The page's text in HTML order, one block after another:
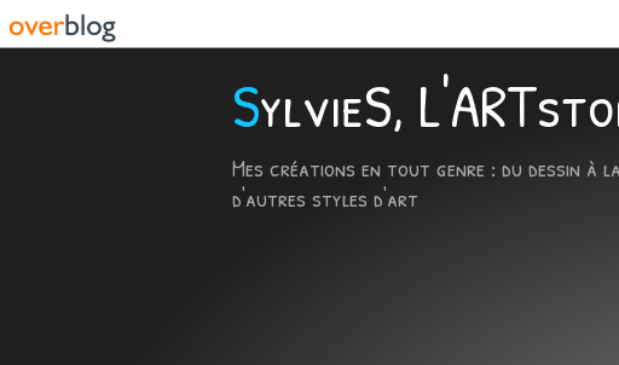
SylvieS,
Mes créations en tout genre : du dessin à
d'autres styles d'art